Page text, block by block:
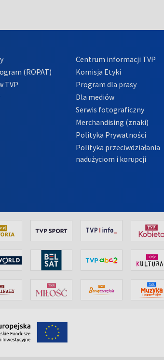
(ROPAT)
TVP
Centrum informacji TVP
Komisja Etyki
Program dla prasy
Dla mediów
Serwis fotograficzny
Merchandising (znaki)
Polityka Prywatności
Polityka przeciwdziałania
nadużyciom i korupcji